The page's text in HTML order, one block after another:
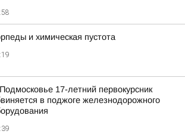
и химическая пустота
17-летний первокурсник
в поджоге железнодорожного